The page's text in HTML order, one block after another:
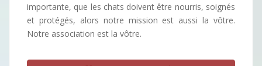
importante, que les chats doivent être nourris, soignés
et protégés, alors notre mission est aussi la vôtre.
Notre association est la vôtre.